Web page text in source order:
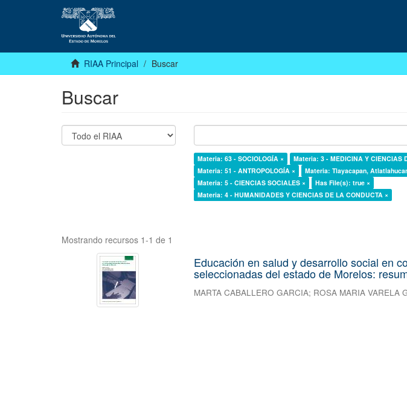
RIAA Principal Buscar
Buscar
Materia: 63 - SOCIOLOGÍA × Materia: 3 - MEDICINA Y CIENCIAS
Materia: 51 - ANTROPOLOGÍA ×
Materia: Tlayacapan,
Materia: 5 - CIENCIAS SOCIALES ×
Has File(s): true ×
Materia: 4 - HUMANIDADES Y CIENCIAS DE LA CONDUCTA ×
Mostrando recursos 1-1 de 1
Educación en salud y desarrollo social en
seleccionadas del estado de Morelos:
MARTA CABALLERO GARCIA; ROSA MARIA VARELA